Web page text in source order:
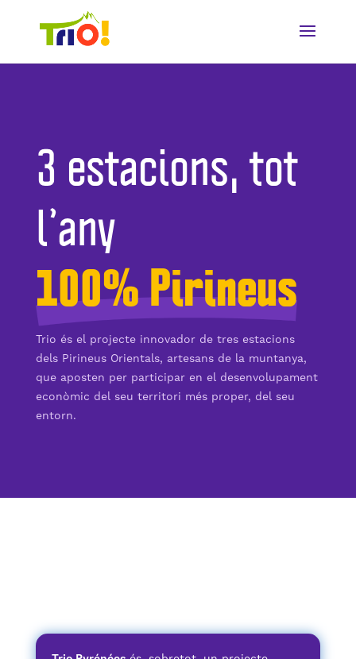
3 estacions, tot
l’any
100% Pirineus
Trio és el projecte innovador de tres estacions
dels Pirineus Orientals, artesans de la muntanya,
que aposten per participar en el desenvolupament
econòmic del seu territori més proper, del seu
entorn.